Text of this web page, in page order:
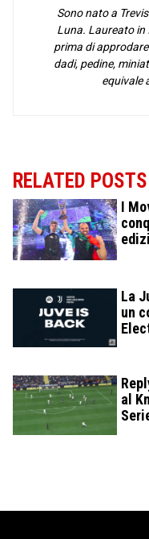
Sono nato a
Luna. Laureato
prima di
dadi, pedine,
equivale
RELATED POSTS
I
La
un
al